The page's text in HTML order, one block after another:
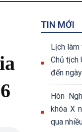
TIN MỚI
Lịch làm
Chủ tịch
đến
Hòn
khóa X
qua